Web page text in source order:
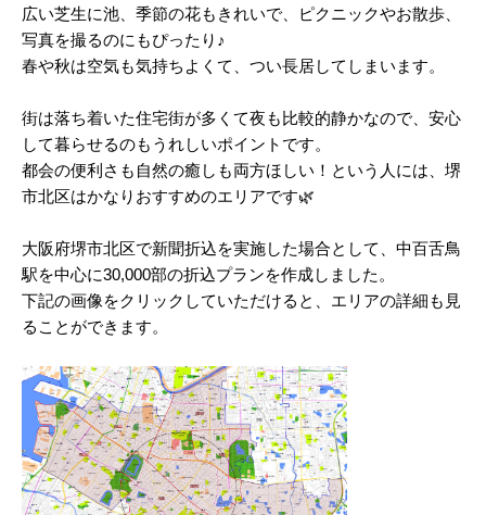
2024/11
2024/10
2024/08
2024/07
2024/05
2024/04
2024/03
2024/02
2024/01
2023/12
2023/11
広い芝生に池、季節の花もきれいで、ピクニックやお散歩、
写真を撮るのにもぴったり♪
春や秋は空気も気持ちよくて、つい長居してしまいます。
街は落ち着いた住宅街が多くて夜も比較的静かなので、安心
して暮らせるのもうれしいポイントです。
都会の便利さも自然の癒しも両方ほしい！という人には、堺
市北区はかなりおすすめのエリアです🌿
大阪府堺市北区で新聞折込を実施した場合として、中百舌鳥
駅を中心に30,000部の折込プランを作成しました。
下記の画像をクリックしていただけると、エリアの詳細も見
ることができます。